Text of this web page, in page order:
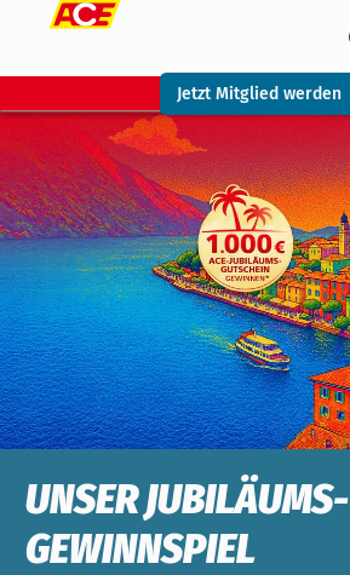
Jetzt Mitglied werden
UNSER JUBILÄUMS-
GEWINNSPIEL